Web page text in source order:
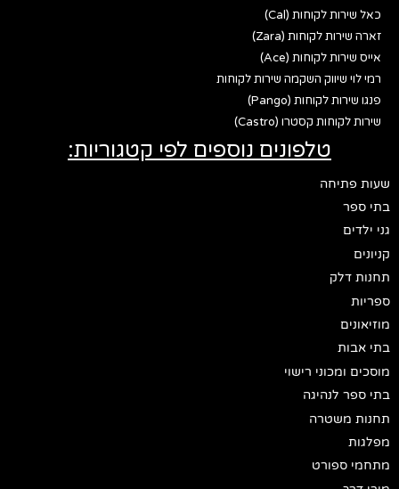
כאל שירות לקוחות (Cal)
זארה שירות לקוחות (Zara)
אייס שירות לקוחות (Ace)
רמי לוי שיווק השקמה שירות לקוחות
פנגו שירות לקוחות (Pango)
שירות לקוחות קסטרו (Castro)
טלפונים נוספים לפי קטגוריות:
שעות פתיחה
בתי ספר
גני ילדים
קניונים
תחנות דלק
ספריות
מוזיאונים
בתי אבות
מוסכים ומכוני רישוי
בתי ספר לנהיגה
תחנות משטרה
מפלגות
מתחמי ספורט